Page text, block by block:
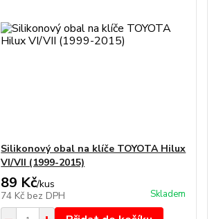
Silikonový obal na klíče TOYOTA Hilux
VI/VII (1999-2015)
89 Kč/kus
74 Kč bez DPH Skladem